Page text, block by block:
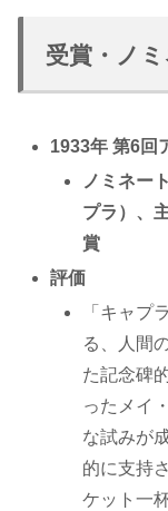
受賞・ノ
1933年 第6回
ノミネー
プラ）、
賞
評価
「キャプ
る、人間
た記念碑
ったメイ
な試みが
的に支持
ケット一